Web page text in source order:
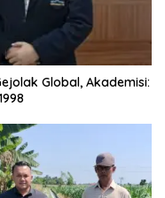
Global, Akademisi: